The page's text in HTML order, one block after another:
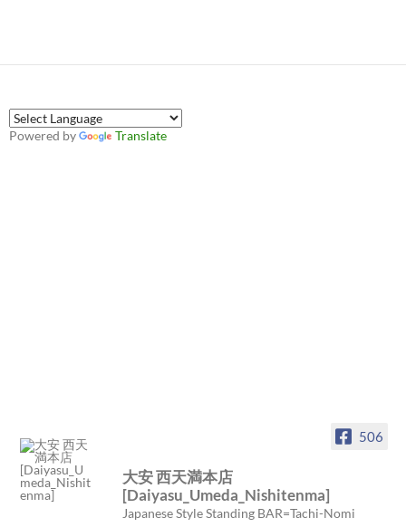
Powered by Translate
506
大安 西天満本店
[Daiyasu_Umeda_Nishitenma]
Japanese Style Standing BAR=Tachi-Nomi